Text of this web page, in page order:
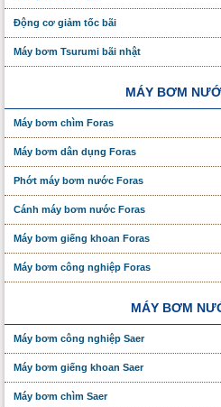
Động cơ giảm tốc bãi
Máy bơm Tsurumi bãi nhật
MÁY BƠM
Máy bơm chìm Foras
Máy bơm dân dụng Foras
Phớt máy bơm nước Foras
Cánh máy bơm nước Foras
Máy bơm giếng khoan Foras
Máy bơm công nghiệp Foras
MÁY BƠM
Máy bơm công nghiệp Saer
Máy bơm giếng khoan Saer
Máy bơm chìm Saer